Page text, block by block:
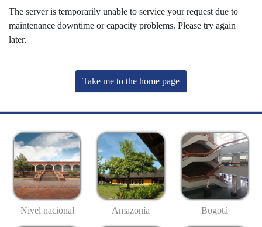
The server is temporarily unable to service your request due to
maintenance downtime or capacity problems. Please try again
later.
Take me to the home page
Nivel nacional Amazonía Bogotá